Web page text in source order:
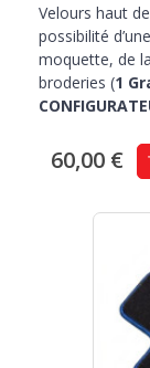
Velours haut
possibilité
moquette, de
broderies (1
60,00 €